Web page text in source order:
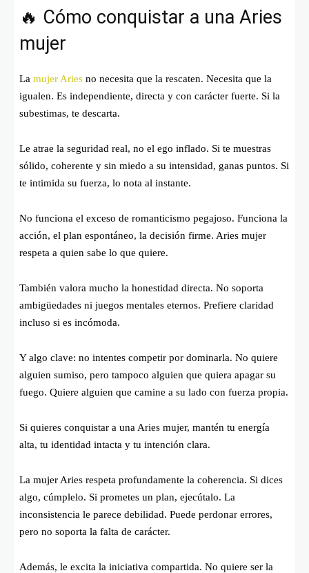
🔥 Cómo conquistar a una Aries
mujer
La mujer Aries no necesita que la rescaten. Necesita que la
igualen. Es independiente, directa y con carácter fuerte. Si la
subestimas, te descarta.
Le atrae la seguridad real, no el ego inflado. Si te muestras
sólido, coherente y sin miedo a su intensidad, ganas puntos. Si
te intimida su fuerza, lo nota al instante.
No funciona el exceso de romanticismo pegajoso. Funciona la
acción, el plan espontáneo, la decisión firme. Aries mujer
respeta a quien sabe lo que quiere.
También valora mucho la honestidad directa. No soporta
ambigüedades ni juegos mentales eternos. Prefiere claridad
incluso si es incómoda.
Y algo clave: no intentes competir por dominarla. No quiere
alguien sumiso, pero tampoco alguien que quiera apagar su
fuego. Quiere alguien que camine a su lado con fuerza propia.
Si quieres conquistar a una Aries mujer, mantén tu energía
alta, tu identidad intacta y tu intención clara.
La mujer Aries respeta profundamente la coherencia. Si dices
algo, cúmplelo. Si prometes un plan, ejecútalo. La
inconsistencia le parece debilidad. Puede perdonar errores,
pero no soporta la falta de carácter.
Además, le excita la iniciativa compartida. No quiere ser la